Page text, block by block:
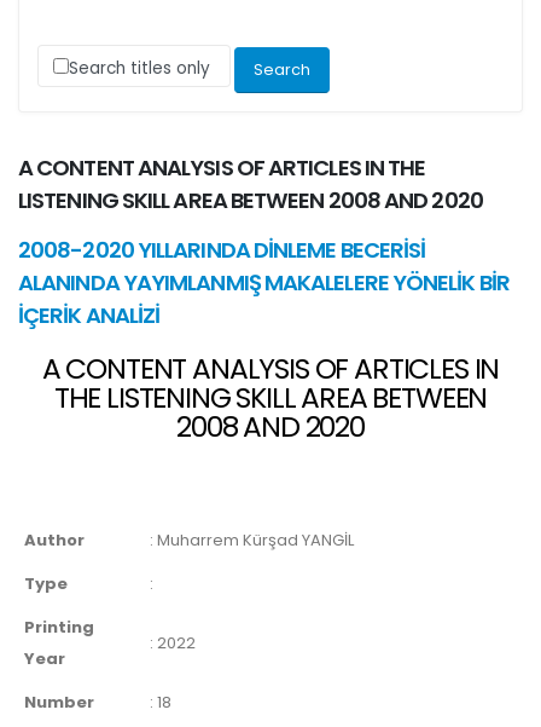
Search titles only
A CONTENT ANALYSIS OF ARTICLES IN THE
LISTENING SKILL AREA BETWEEN 2008 AND 2020
2008-2020 YILLARINDA DİNLEME BECERİSİ
ALANINDA YAYIMLANMIŞ MAKALELERE YÖNELİK BİR
İÇERİK ANALİZİ
A CONTENT ANALYSIS OF ARTICLES IN
THE LISTENING SKILL AREA BETWEEN
2008 AND 2020
Author : Muharrem Kürşad YANGİL
Type
:
Printing
Year
: 2022
Number : 18